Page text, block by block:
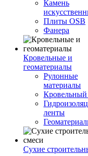
Камень
Плиты OSB
Фанера
Кровельные и
геоматериалы
Рулонные
материалы
ленты
Сухие